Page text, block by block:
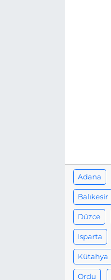
Adana
Balıkesir
Düzce
Isparta
Kütahya
Ordu